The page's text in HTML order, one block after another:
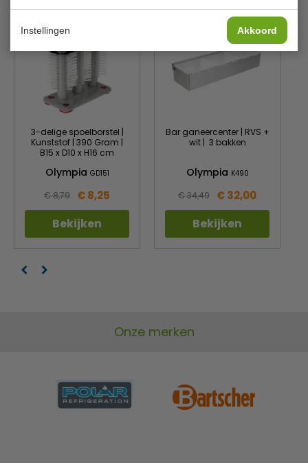
Instellingen Akkoord
3-delige spoelborstel |
Kunststof | 390 Gram |
B15 x D10 x H16 cm
Olympia GD151
€ 8,79 € 8,25
Bekijken
Bar ganeercenter | RVS +
wit | 3 bakken
Olympia K490
€ 34,49 € 32,00
Bekijken
Onze merken